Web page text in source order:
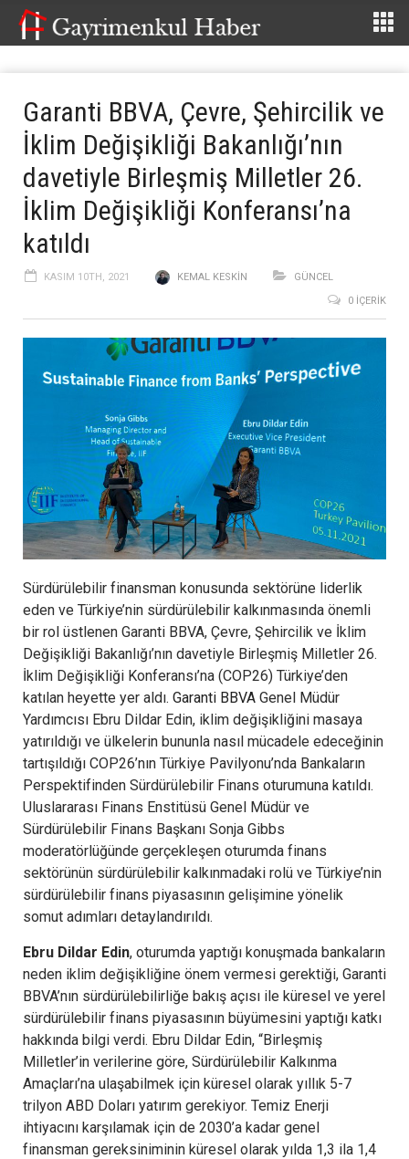
Garanti BBVA, Çevre, Şehircilik ve
İklim Değişikliği Bakanlığı’nın
davetiyle Birleşmiş Milletler 26.
İklim Değişikliği Konferansı’na
katıldı
KASIM 10TH, 2021 KEMAL KESKIN
GÜNCEL
0 İÇERIK
Sürdürülebilir finansman konusunda sektörüne liderlik
eden ve Türkiye’nin sürdürülebilir kalkınmasında önemli
bir rol üstlenen Garanti BBVA, Çevre, Şehircilik ve İklim
Değişikliği Bakanlığı’nın davetiyle Birleşmiş Milletler 26.
İklim Değişikliği Konferansı’na (COP26) Türkiye’den
katılan heyette yer aldı. Garanti BBVA Genel Müdür
Yardımcısı Ebru Dildar Edin, iklim değişikliğini masaya
yatırıldığı ve ülkelerin bununla nasıl mücadele edeceğinin
tartışıldığı COP26’nın Türkiye Pavilyonu’nda Bankaların
Perspektifinden Sürdürülebilir Finans oturumuna katıldı.
Uluslararası Finans Enstitüsü Genel Müdür ve
Sürdürülebilir Finans Başkanı Sonja Gibbs
moderatörlüğünde gerçekleşen oturumda finans
sektörünün sürdürülebilir kalkınmadaki rolü ve Türkiye’nin
sürdürülebilir finans piyasasının gelişimine yönelik
somut adımları detaylandırıldı.
Ebru Dildar Edin, oturumda yaptığı konuşmada bankaların
neden iklim değişikliğine önem vermesi gerektiği, Garanti
BBVA’nın sürdürülebilirliğe bakış açısı ile küresel ve yerel
sürdürülebilir finans piyasasının büyümesini yaptığı katkı
hakkında bilgi verdi. Ebru Dildar Edin, “Birleşmiş
Milletler’in verilerine göre, Sürdürülebilir Kalkınma
Amaçları’na ulaşabilmek için küresel olarak yıllık 5-7
trilyon ABD Doları yatırım gerekiyor. Temiz Enerji
ihtiyacını karşılamak için de 2030’a kadar genel
finansman gereksiniminin küresel olarak yılda 1,3 ila 1,4